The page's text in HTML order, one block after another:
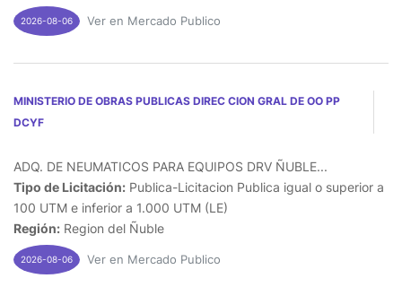
2026-08-06 Ver en Mercado Publico
MINISTERIO DE OBRAS PUBLICAS DIREC CION GRAL DE OO PP
DCYF
ADQ. DE NEUMATICOS PARA EQUIPOS DRV ÑUBLE...
Tipo de Licitación: Publica-Licitacion Publica igual o superior a
100 UTM e inferior a 1.000 UTM (LE)
Región: Region del Ñuble
2026-08-06 Ver en Mercado Publico